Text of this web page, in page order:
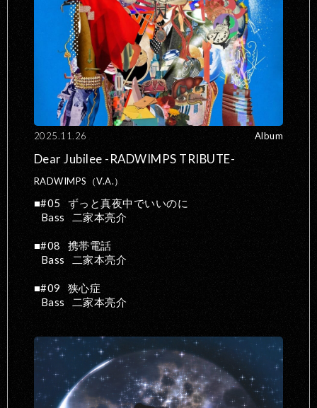
2025.11.26 Album
Dear Jubilee -RADWIMPS TRIBUTE-
RADWIMPS（V.A.）
#05
ずっと真夜中でいいのに
Bass
二家本亮介
#08
携帯電話
Bass
二家本亮介
#09
狭心症
Bass
二家本亮介